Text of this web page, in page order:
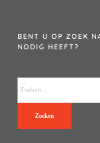
BENT U OP ZOEK
NODIG HEEFT?
Zoeken